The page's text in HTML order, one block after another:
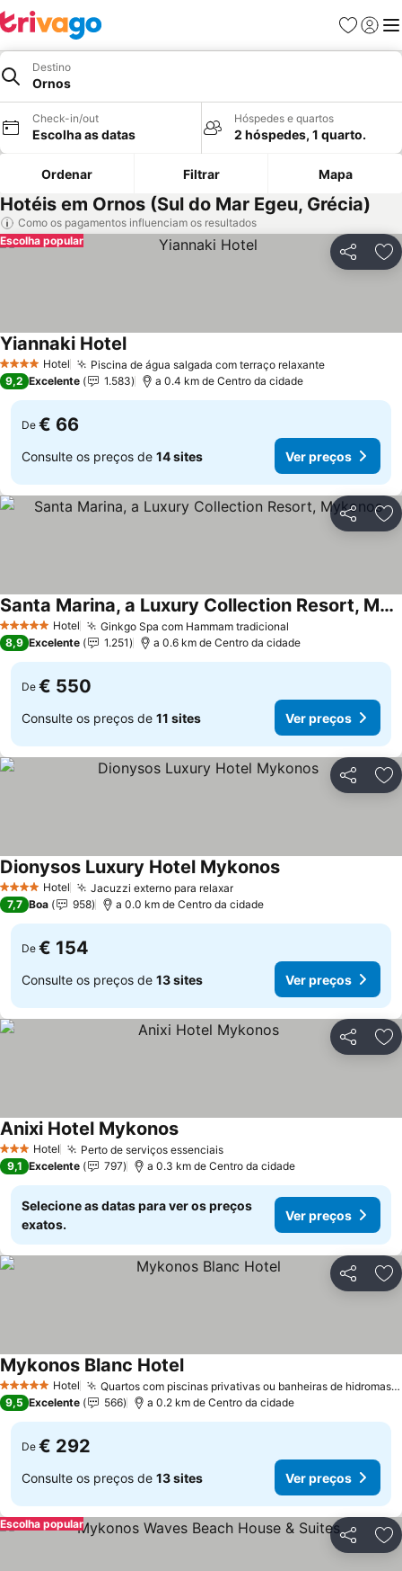
Favoritos
Iniciar
Destino
Ornos
Check-in/out
Escolha as datas
Hóspedes e quartos
2 hóspedes, 1 quarto.
Ordenar Filtrar Mapa
Hotéis em Ornos (Sul do Mar Egeu, Grécia)
Como os pagamentos influenciam os resultados
Partilhar
Escolha popular
4 EstrelasHotel Piscina de água salgada com terraço relaxante
Yiannaki Hotel
9,2 Excelente 1.583 a 0.4 km de Centro da cidade
De € 66
Consulte os preços de 14 sites Ver preços
Partilhar
5 Estrelas Hotel Ginkgo Spa com Hammam tradicional
Santa Marina, a Luxury Collection Resort, Mykonos
8,9 Excelente 1.251 a 0.6 km de Centro da cidade
De € 550
Consulte os preços de 11 sites Ver preços
Partilhar
4 EstrelasHotel Jacuzzi externo para relaxar
Dionysos Luxury Hotel Mykonos
7,7 Boa 958 a 0.0 km de Centro da cidade
De € 154
Consulte os preços de 13 sites Ver preços
Partilhar
3 EstrelasHotel Perto de serviços essenciais
Anixi Hotel Mykonos
9,1 Excelente 797 a 0.3 km de Centro da cidade
Selecione as datas para ver os preços
exatos.
Ver preços
Partilhar
5 Estrelas Hotel Quartos com piscinas privativas ou banheiras de hidromassagem
Mykonos Blanc Hotel
9,5 Excelente 566 a 0.2 km de Centro da cidade
De € 292
Consulte os preços de 13 sites Ver preços
Partilhar
Escolha popular